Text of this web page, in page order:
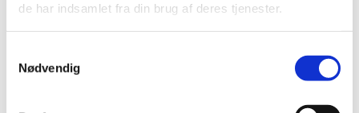
de har indsamlet fra din brug af deres tjenester.
Nødvendig